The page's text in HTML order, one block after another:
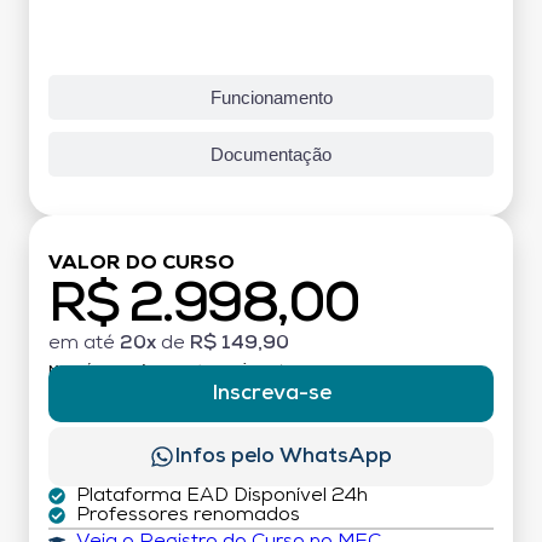
Funcionamento
Documentação
VALOR DO CURSO
R$ 2.998,00
em até 20x de R$ 149,90
MATRÍCULA:
Inscreva-se
Infos pelo WhatsApp
Plataforma EAD Disponível 24h
Professores renomados